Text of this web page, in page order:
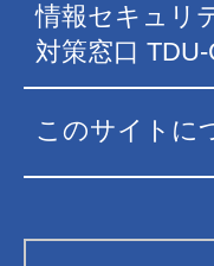
情報セキュリ
対策窓口
このサイトに